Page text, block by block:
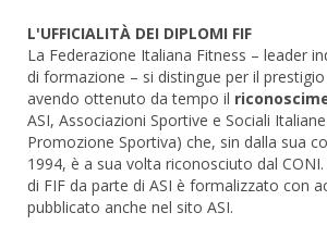
L'UFFICIALITÀ DEI DIPLOMI FIF
La Federazione Italiana Fitness – leader
di formazione – si distingue per il
avendo ottenuto da tempo il
ASI, Associazioni Sportive e Sociali
Promozione Sportiva) che, sin dalla sua
1994, è a sua volta riconosciuto dal
di FIF da parte di ASI è formalizzato con
pubblicato anche nel sito ASI.